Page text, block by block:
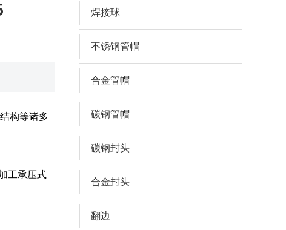
构等诸多
工承压式
焊接球
不锈钢管帽
合金管帽
碳钢管帽
碳钢封头
合金封头
翻边